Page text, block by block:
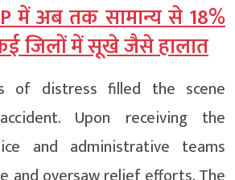
में अब तक सामान्य से 18%
जिलों में सूखे जैसे हालात
of distress filled the scene
Upon receiving the
and administrative teams